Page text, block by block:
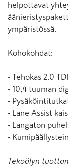
helpottavat
ympäristössä.
Kohokohdat:
• Tehokas 2.0
• 10,4 tuuman
•
• Lane Assist
• Langaton
•
Tekoälyn